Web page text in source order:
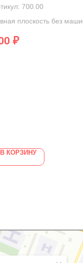
700.00
плоскость без
₽
В КОРЗИНУ